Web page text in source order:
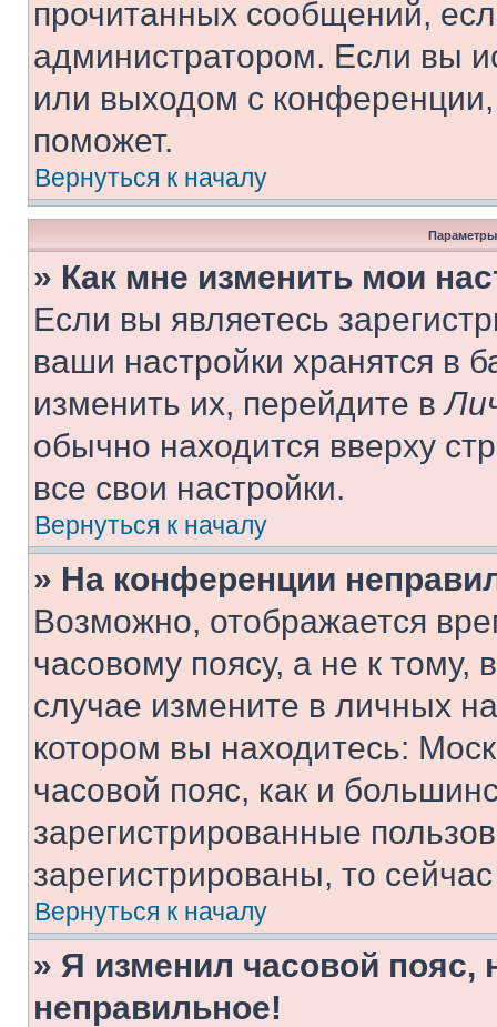
прочитанных сообщений,
администратором. Если вы
или выходом с
поможет.
Вернуться к началу
Параметры
» Как мне изменить мои
Если вы являетесь
ваши настройки хранятся в
изменить их, перейдите в
обычно находится вверху
все свои настройки.
Вернуться к началу
» На конференции
Возможно, отображается
часовому поясу, а не к тому,
случае измените в личных
котором вы находитесь:
часовой пояс, как и
зарегистрированные
зарегистрированы, то
Вернуться к началу
» Я изменил часовой пояс,
неправильное!